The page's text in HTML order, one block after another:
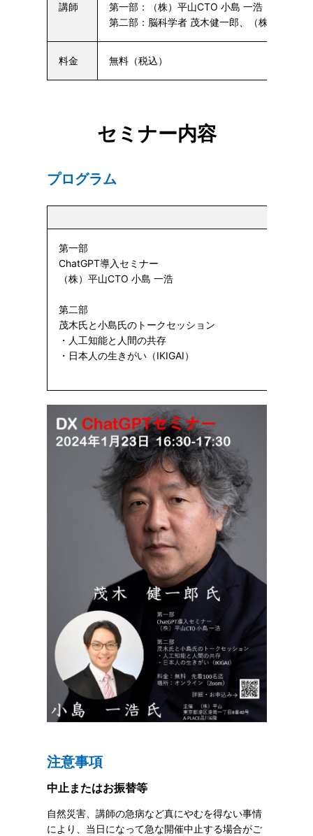
講師
第一部：（株）平山CTO 小島 一浩
第二部：脳科学者 茂木健一郎、（株）平山
料金 無料（税込）
セミナー内容
プログラム
第一部
ChatGPT導入セミナー
（株）平山CTO 小島 一浩
第二部
茂木氏と小島氏のトークセッション
・人工知能と人間の共存
・日本人の生きがい（IKIGAI）
注意事項
中止またはお振替等
自然災害、講師の急病など真にやむを得ない事情
により、当日になって急な開催中止する場合がご